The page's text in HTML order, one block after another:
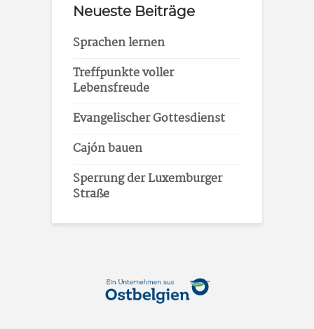
Neueste Beiträge
Sprachen lernen
Treffpunkte voller
Lebensfreude
Evangelischer Gottesdienst
Cajón bauen
Sperrung der Luxemburger
Straße